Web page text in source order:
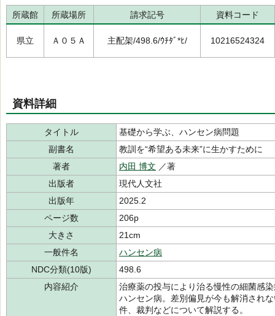
所蔵館 所蔵場所 請求記号 資料コード
県立 Ａ０５Ａ 主配架/498.6/ｳﾁﾀﾞ*ﾋ/ 10216524324
資料詳細
タイトル
基礎から学ぶ、ハンセン病問題
副書名
教訓を“希望ある未来”に生かすために
著者
内田 博文 ／著
出版者
現代人文社
出版年
2025.2
ページ数
206p
大きさ
21cm
一般件名
ハンセン病
NDC分類(10版)
498.6
内容紹介
治療薬の投与により治る慢性の細菌感
ハンセン病。差別偏見が今も解消され
件、裁判などについて解説する。